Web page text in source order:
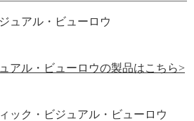
ュアル・ビューロウ
アル・ビューロウの製品はこちら>
ック・ビジュアル・ビューロウ